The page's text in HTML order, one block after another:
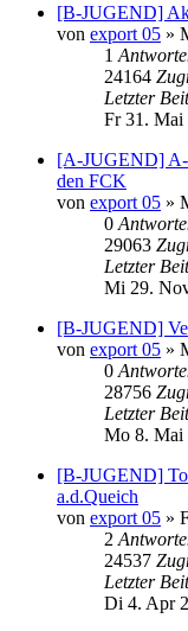
[B-JUGEND]
von export 05 »
1
24164
Letzter
Fr 31. Mai
[A-JUGEND] A-
den FCK
von export 05 »
0
29063
Letzter
Mi 29.
[B-JUGEND]
von export 05 »
0
28756
Letzter
Mo 8. Mai
[B-JUGEND]
a.d.Queich
von export 05 »
2
24537
Letzter
Di 4. Apr